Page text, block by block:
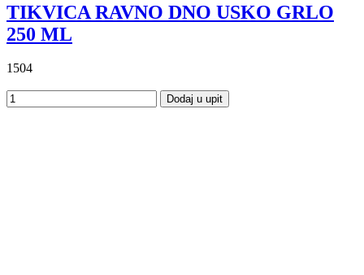
TIKVICA RAVNO DNO USKO GRLO
250 ML
1504
Dodaj u upit